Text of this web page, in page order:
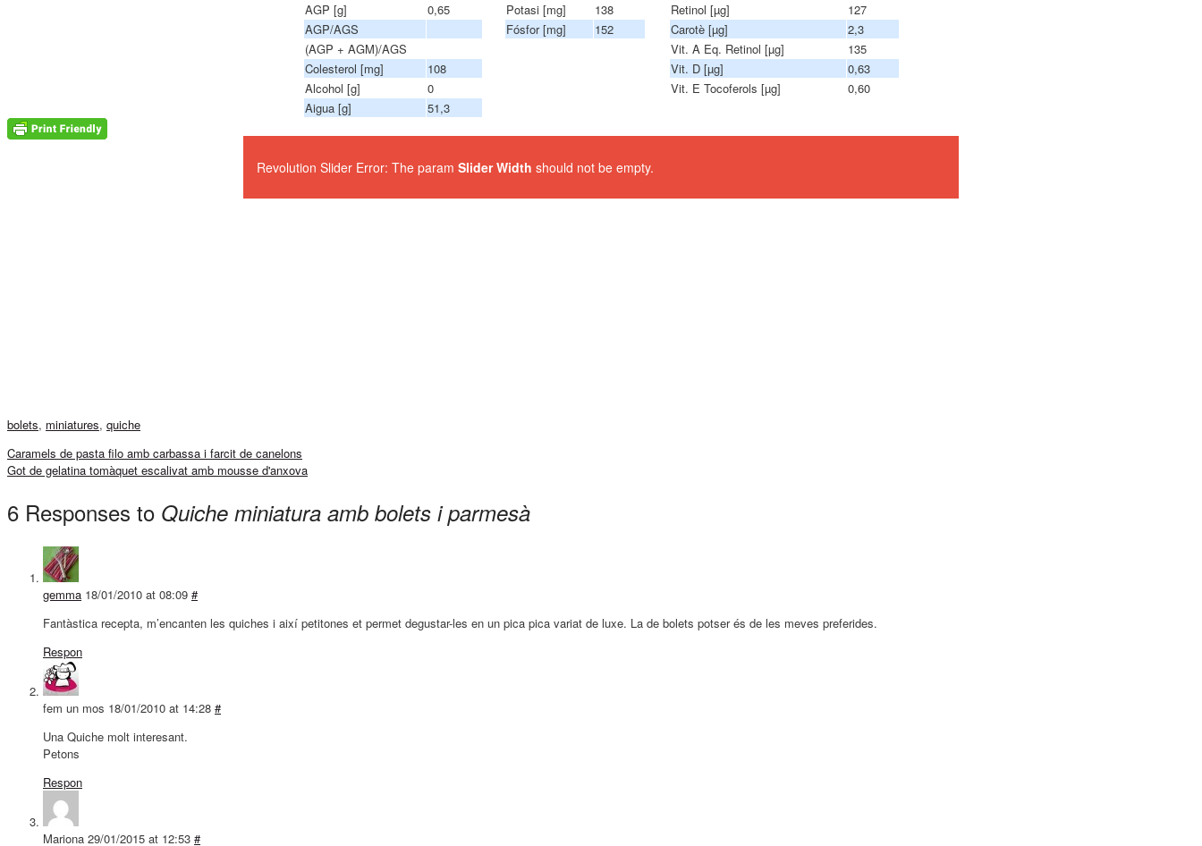
AGP [g]
0,65 Potasi [mg] 138 Retinol [µg]
127
AGP/AGS
Fósfor [mg] 152 Carotè [µg]
2,3
(AGP + AGM)/AGS
Vit. A Eq. Retinol [µg]
135
Colesterol [mg]
108 Vit. D [µg]
0,63
Alcohol [g]
0 Vit. E Tocoferols [µg]
0,60
Aigua [g]
51,3
Revolution Slider Error: The param Slider Width should not be empty.
bolets, miniatures, quiche
Caramels de pasta filo amb carbassa i farcit de canelons
Got de gelatina tomàquet escalivat amb mousse d'anxova
6 Responses to Quiche miniatura amb bolets i parmesà
gemma 18/01/2010 at 08:09 #
Fantàstica recepta, m’encanten les quiches i així petitones et permet degustar-les en un pica pica variat de luxe. La de bolets potser és de les meves preferides.
Respon
fem un mos 18/01/2010 at 14:28 #
Una Quiche molt interesant.
Petons
Respon
Mariona 29/01/2015 at 12:53 #